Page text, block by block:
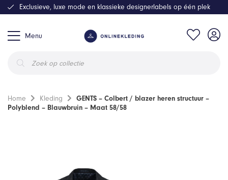
Menu
zoeken
Exclusieve, luxe mode en klassieke designerlabels op één plek
Home Kleding
GENTS – Colbert / blazer heren structuur –
Polyblend – Blauwbruin – Maat 58/58